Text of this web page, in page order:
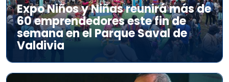
Expo Niños y Niñas reunirá más de
60 emprendedores este fin de
semana en el Parque Saval de
Valdivia